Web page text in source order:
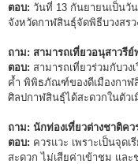
ตอบ: วันที่ 13 กันยายนเป็นวั
จังหวัดกาฬสินธุ์จัดพิธีบวงสร
ถาม: สามารถเที่ยวอนุสาวรี
ตอบ: สามารถเที่ยวร่วมกับวง
ค้ำ พิพิธภัณฑ์ของดีเมืองกาฬ
ศิลปกาฬสินธุ์ได้สะดวกในตัวเ
ถาม: นักท่องเที่ยวต่างชาติค
ตอบ: ควรแวะ เพราะเป็นจุด
สะดวก ไม่เสียค่าเข้าชม แล